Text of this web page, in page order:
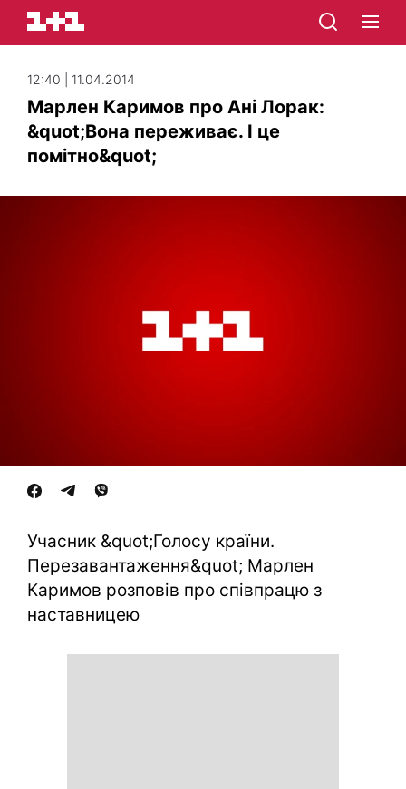
12:40 | 11.04.2014
Марлен Каримов про Ані Лорак:
&quot;Вона переживає. І це
помітно&quot;
Учасник &quot;Голосу країни.
Перезавантаження&quot; Марлен
Каримов розповів про співпрацю з
наставницею